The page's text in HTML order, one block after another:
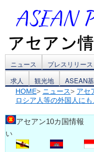
コ
ン
ン
ツ
ニュース プレスリリース
求人
観光地 ASEAN
HOME> ニュース> アセ
ロシア人等の外国人に
アセアン10カ国情報
い